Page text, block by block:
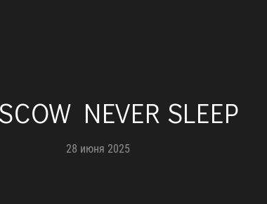
NEVER SLEEP
28 июня 2025